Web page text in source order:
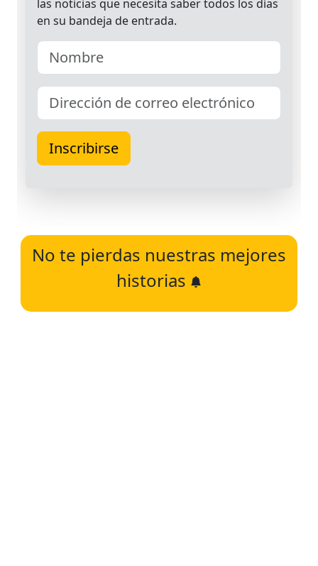
No te pierdas nuestras mejores
historias